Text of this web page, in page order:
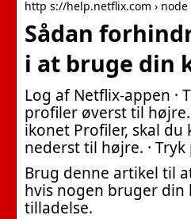
http s://help.netflix.com › node
Sådan
i at bruge din
Log af Netflix-appen ·
profiler øverst til
ikonet Profiler, skal du
nederst til højre. ·
Brug denne artikel til
hvis nogen bruger din
tilladelse.